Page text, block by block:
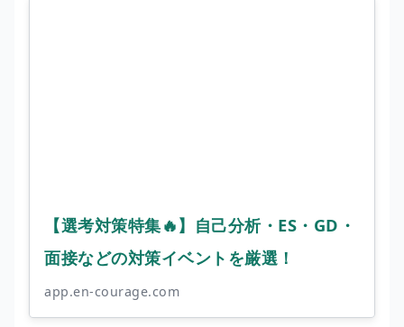
【選考対策特集🔥】自己分析・ES・GD・
面接などの対策イベントを厳選！
app.en-courage.com